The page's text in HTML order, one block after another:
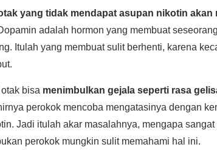
yang tidak mendapat asupan nikotin akan
adalah hormon yang membuat
Itulah yang membuat sulit berhenti, karena
bisa menimbulkan gejala seperti rasa
perokok mencoba mengatasinya dengan
Jadi itulah akar masalahnya, mengapa
perokok mungkin sulit memahami hal ini.